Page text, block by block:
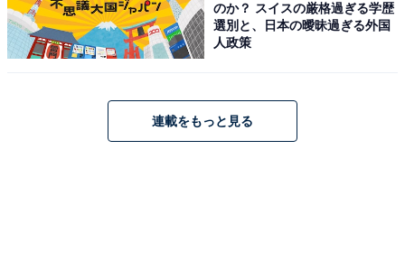
のか？ スイスの厳格過ぎる学歴
選別と、日本の曖昧過ぎる外国
人政策
連載をもっと見る